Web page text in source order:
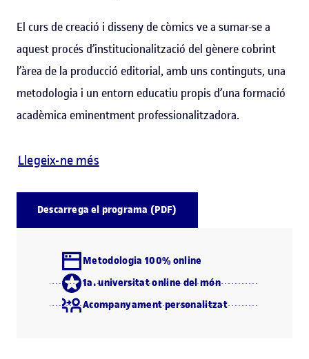
El curs de creació i disseny de còmics ve a sumar-se a
aquest procés d’institucionalització del gènere cobrint
l’àrea de la producció editorial, amb uns continguts, una
metodologia i un entorn educatiu propis d’una formació
acadèmica eminentment professionalitzadora.
Llegeix-ne més
Descarrega el programa (PDF)
Metodologia 100% online
1a. universitat online del món
Acompanyament personalitzat